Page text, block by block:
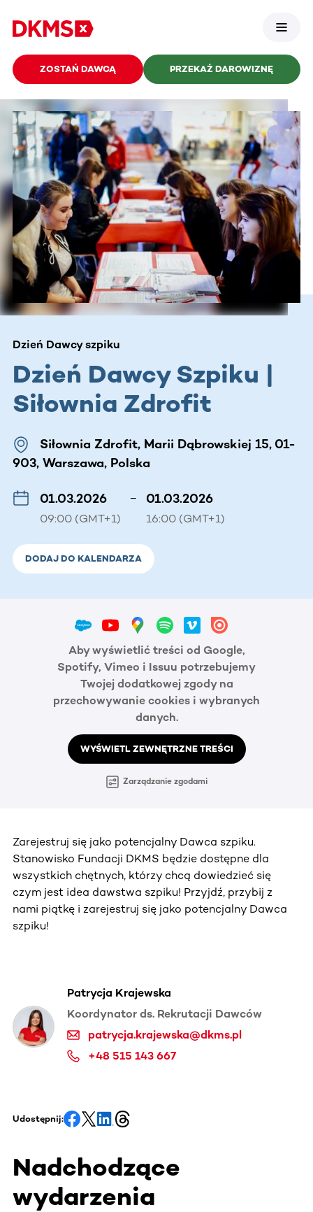
ZOSTAŃ DAWCĄ PRZEKAŻ DAROWIZNĘ
Dzień Dawcy szpiku
Dzień Dawcy Szpiku |
Siłownia Zdrofit
Siłownia Zdrofit, Marii Dąbrowskiej 15, 01-
903, Warszawa, Polska
01.03.2026
09:00 (GMT+1)
– 01.03.2026
16:00 (GMT+1)
DODAJ DO KALENDARZA
Aby wyświetlić treści od Google,
Spotify, Vimeo i Issuu potrzebujemy
Twojej dodatkowej zgody na
przechowywanie cookies i wybranych
danych.
WYŚWIETL ZEWNĘTRZNE TREŚCI
Zarządzanie zgodami
Zarejestruj się jako potencjalny Dawca szpiku.
Stanowisko Fundacji DKMS będzie dostępne dla
wszystkich chętnych, którzy chcą dowiedzieć się
czym jest idea dawstwa szpiku! Przyjdź, przybij z
nami piątkę i zarejestruj się jako potencjalny Dawca
szpiku!
Patrycja Krajewska
Koordynator ds. Rekrutacji Dawców
patrycja.krajewska@dkms.pl
+48 515 143 667
Udostępnij:
Nadchodzące
wydarzenia